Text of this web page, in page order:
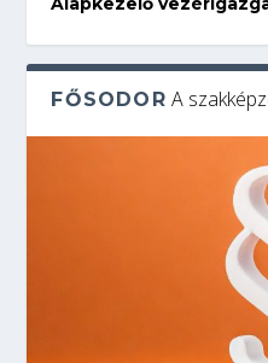
FŐSODOR A